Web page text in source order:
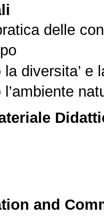
delle
diversita’ e
and